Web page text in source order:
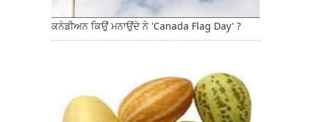
ਕਨੇਡੀਅਨ ਕਿਉਂ ਮਨਾਉਂਦੇ ਨੇ 'Canada Flag Day' ?